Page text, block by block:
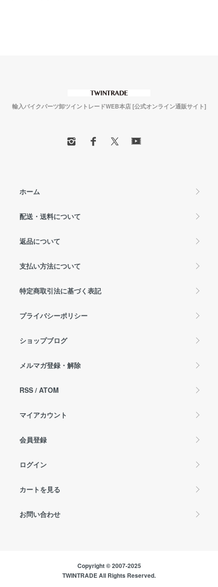
輸入バイクパーツ卸ツイントレードWEB本店 [公式オンライン通販サイト]
ホーム
配送・送料について
返品について
支払い方法について
特定商取引法に基づく表記
プライバシーポリシー
ショップブログ
メルマガ登録・解除
RSS / ATOM
マイアカウント
会員登録
ログイン
カートを見る
お問い合わせ
Copyright © 2007-2025
TWINTRADE All Rights Reserved.